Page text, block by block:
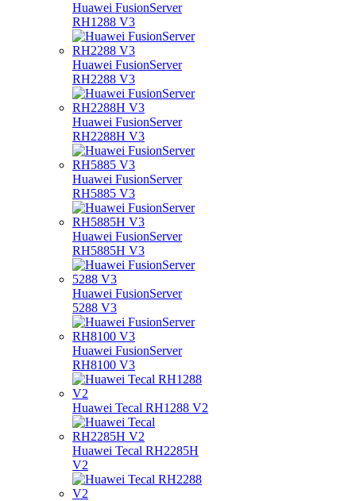
Huawei FusionServer
RH1288 V3
Huawei FusionServer
RH2288 V3
Huawei FusionServer
RH2288H V3
Huawei FusionServer
RH5885 V3
Huawei FusionServer
RH5885H V3
Huawei FusionServer
5288 V3
Huawei FusionServer
RH8100 V3
Huawei Tecal RH1288 V2
Huawei Tecal RH2285H
V2